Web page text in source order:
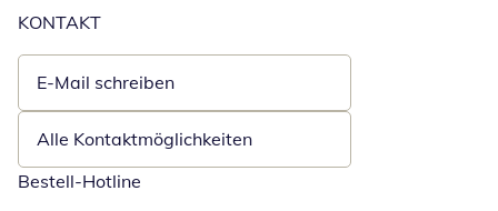
KONTAKT
E-Mail schreiben
Öffnet E-Mail-Client
Alle Kontaktmöglichkeiten
Bestell-Hotline